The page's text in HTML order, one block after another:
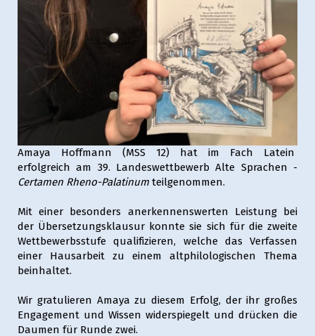
Amaya Hoffmann (MSS 12) hat im Fach Latein
erfolgreich am 39. Landeswettbewerb Alte Sprachen -
Certamen Rheno-Palatinum teilgenommen.
Mit einer besonders anerkennenswerten Leistung bei
der Übersetzungsklausur konnte sie sich für die zweite
Wettbewerbsstufe qualifizieren, welche das Verfassen
einer Hausarbeit zu einem altphilologischen Thema
beinhaltet.
Wir gratulieren Amaya zu diesem Erfolg, der ihr großes
Engagement und Wissen widerspiegelt und drücken die
Daumen für Runde zwei.